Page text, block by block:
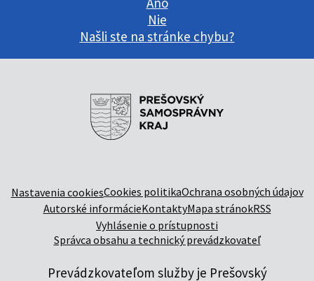
Nie
Našli ste na stránke chybu?
Nastavenia cookiesCookies politikaOchrana osobných údajov
Autorské informácieKontaktyMapa stránokRSS
Vyhlásenie o prístupnosti
Správca obsahu a technický prevádzkovateľ
Prevádzkovateľom služby je Prešovský